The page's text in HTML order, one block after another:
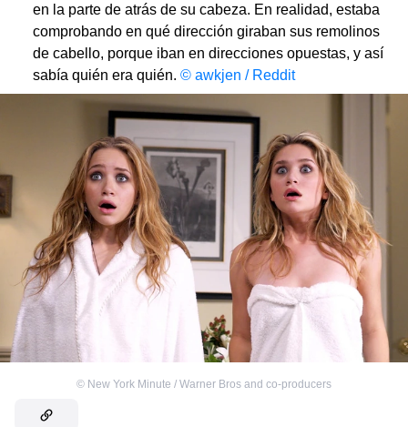
en la parte de atrás de su cabeza. En realidad, estaba
comprobando en qué dirección giraban sus remolinos
de cabello, porque iban en direcciones opuestas, y así
sabía quién era quién. © awkjen / Reddit
© New York Minute / Warner Bros and co-producers